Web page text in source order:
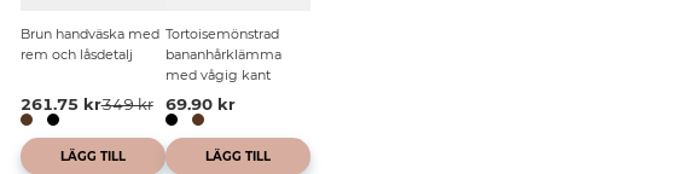
Brun handväska med
rem och låsdetalj
261.75 kr349 kr
LÄGG TILL
Tortoisemönstrad
bananhårklämma
med vågig kant
69.90 kr
LÄGG TILL